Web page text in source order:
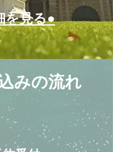
を見る●
みの流れ